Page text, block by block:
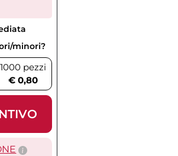
minori?
1000 pezzi
€ 0,80